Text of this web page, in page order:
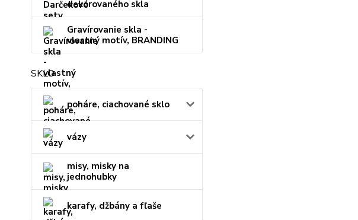
dekorovaného skla
Gravírovanie skla -
vlastný motív, BRANDING
SKLO
poháre, ciachované sklo
vázy
misy, misky na
jednohubky
karafy, džbány a fľaše